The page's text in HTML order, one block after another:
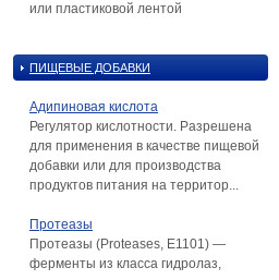
или пластиковой лентой
ПИЩЕВЫЕ ДОБАВКИ
Адипиновая кислота
Регулятор кислотности. Разрешена
для применения в качестве пищевой
добавки или для производства
продуктов питания на территор...
Протеазы
Протеазы (Proteases, E1101) —
ферменты из класса гидролаз,